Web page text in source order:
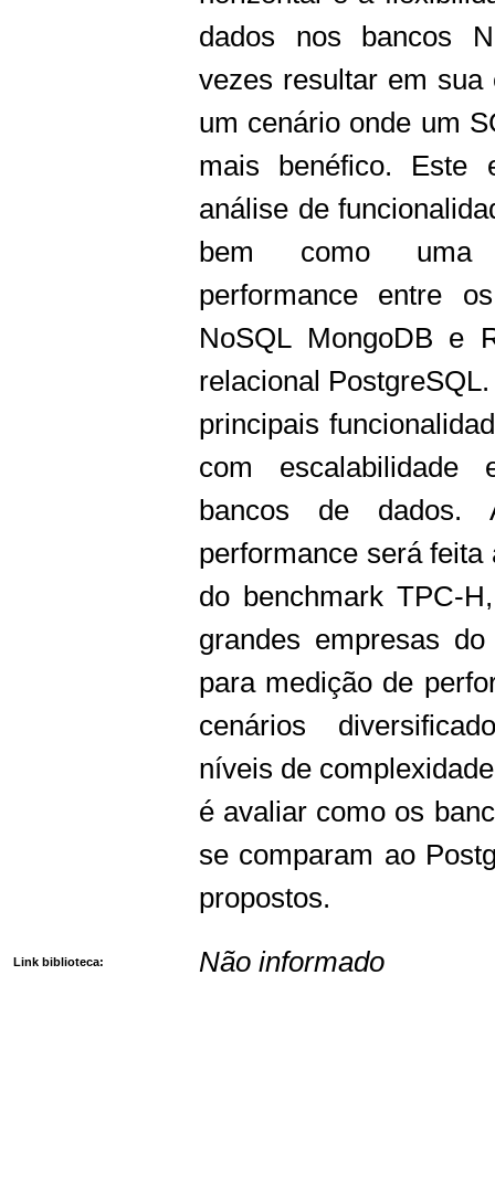
dados nos bancos
vezes resultar em
um cenário onde um
mais benéfico. Este
análise de
bem como uma
performance entre
NoSQL MongoDB e
relacional
principais
com
bancos de dados.
performance será
do benchmark TPC-
grandes empresas
para medição de
cenários
níveis de
é avaliar como os
se comparam ao
propostos.
Link biblioteca: Não informado